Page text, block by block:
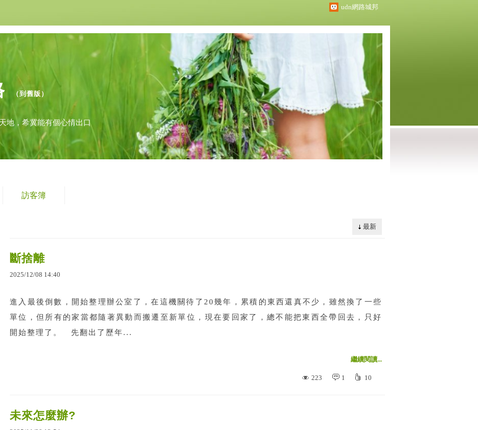
udn網路城邦
（到舊版 ）
地，希冀能有個心情出口
訪客簿
最新
斷捨離
2025/12/08 14:40
進入最後倒數，開始整理辦公室了，在這機關待了20幾年，累積的東西還真不少，雖然換了一些
單位，但所有的家當都隨著異動而搬遷至新單位，現在要回家了，總不能把東西全帶回去，只好
開始整理了。 先翻出了歷年...
繼續閱讀...
223 1 10
未來怎麼辦?